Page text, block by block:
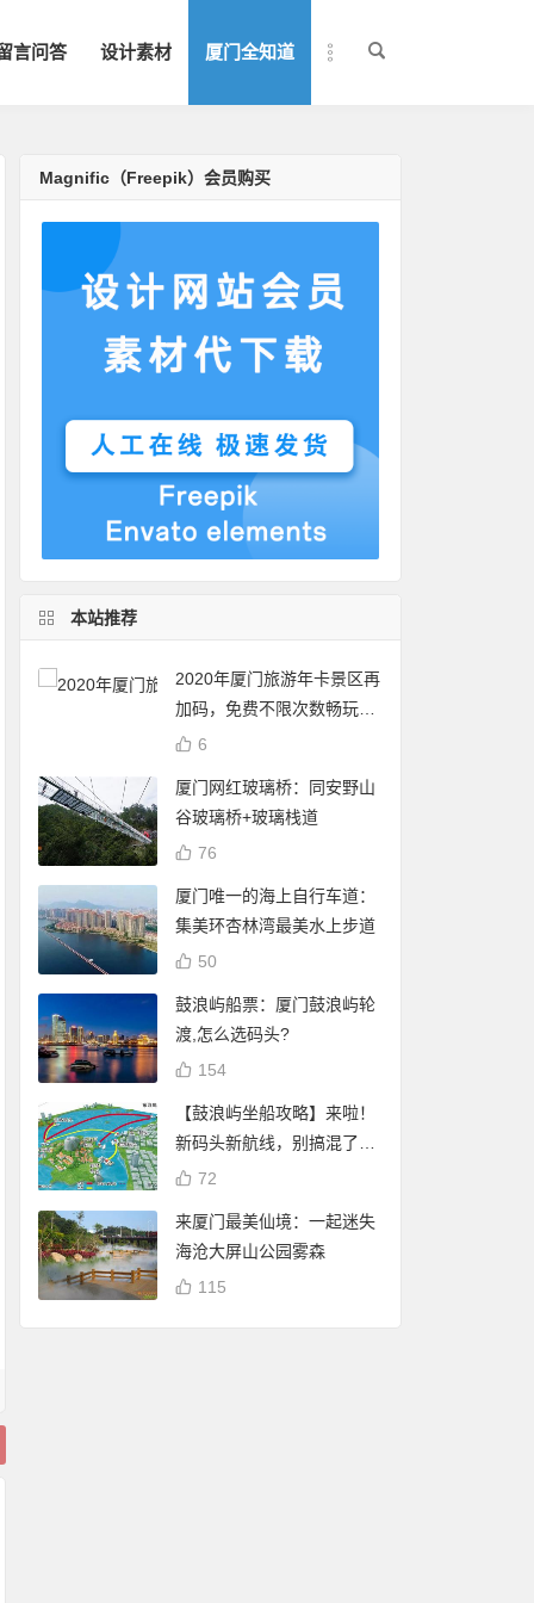
言问答 设计素材 厦门全知道
Magnific（Freepik）会员购买
本站推荐
2020年厦门旅游年卡景区再
加码，免费不限次数畅玩24
个景点
6
厦门网红玻璃桥：同安野山
谷玻璃桥+玻璃栈道
76
厦门唯一的海上自行车道：
集美环杏林湾最美水上步道
50
鼓浪屿船票：厦门鼓浪屿轮
渡,怎么选码头?
154
【鼓浪屿坐船攻略】来啦！
新码头新航线，别搞混了
哦！72
来厦门最美仙境：一起迷失
海沧大屏山公园雾森
115